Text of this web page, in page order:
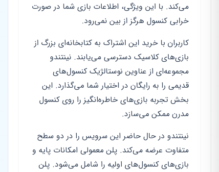
می‌کند. با این ویژگی، اطلاعات بازی شما در صورت
خرابی کنسول هرگز از بین نمی‌رود.
کاربران با خرید این اشتراک به کتابخانه‌ای بزرگ از
بازی‌های کلاسیک دسترسی می‌یابند. نینتندو
مجموعه‌ای از عناوین نوستالژیک کنسول‌های
قدیمی را به رایگان در اختیار شما می‌گذارد. این
بخش تجربه بازی‌های خاطره‌انگیز را روی کنسول
مدرن ممکن می‌سازد.
نینتندو در حال حاضر این سرویس را در دو سطح
متفاوت عرضه می‌کند. پلن معمولی امکانات پایه و
بازی‌های کنسول‌های اولیه را شامل می‌شود. پلن